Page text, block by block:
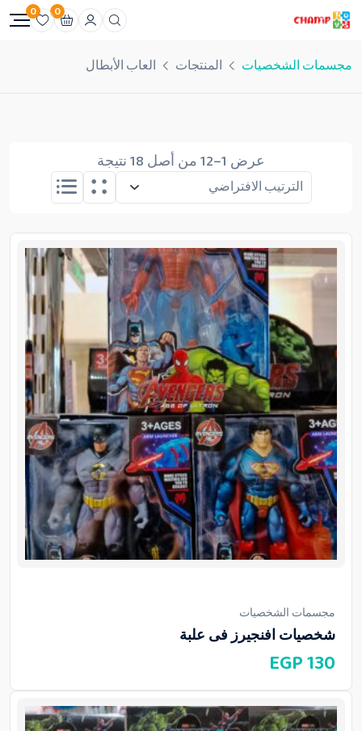
0
0
مجسمات الشخصيات المنتجات العاب الأبطال
عرض 1–12 من أصل 18 نتيجة
مجسمات الشخصيات
شخصيات افنجيرز فى علبة
130
EGP